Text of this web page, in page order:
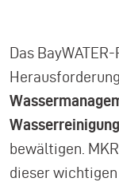
Das
bewältigen.
dieser